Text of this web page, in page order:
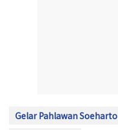
Gelar Pahlawan Soeharto